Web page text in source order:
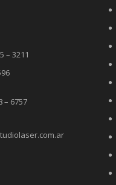
– 3211
– 6757